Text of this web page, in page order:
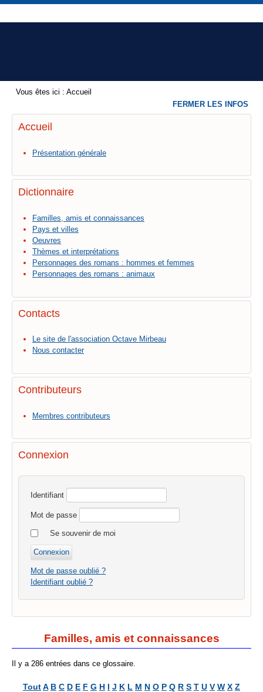
Vous êtes ici : Accueil
Accueil
Présentation générale
Dictionnaire
Familles, amis et connaissances
Pays et villes
Oeuvres
Thèmes et interprétations
Personnages des romans : hommes et femmes
Personnages des romans : animaux
Contacts
Le site de l'association Octave Mirbeau
Nous contacter
Contributeurs
Membres contributeurs
Connexion
Identifiant
Mot de passe
Se souvenir de moi
Mot de passe oublié ?
Identifiant oublié ?
Familles, amis et connaissances
Il y a 286 entrées dans ce glossaire.
ToutA B C D E F G H I J K L M N O P Q R S T U V W X Z
FERMER LES INFOS